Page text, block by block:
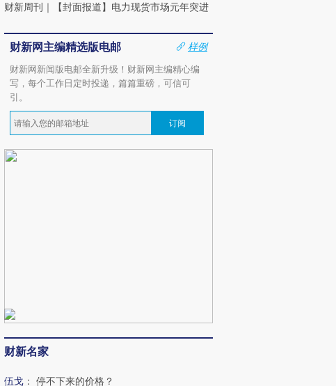
财新周刊 ｜ 【封面报道】电力现货市场元年突进
财新网主编精选版电邮
样例
财新网新闻版电邮全新升级！财新网主编精心编
写，每个工作日定时投递，篇篇重磅，可信可
引。
订阅
财新名家
伍戈 ： 停不下来的价格？